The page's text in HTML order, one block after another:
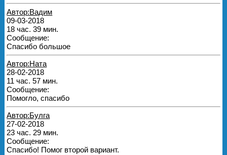
Автор:Вадим
09-03-2018
18 час. 39 мин.
Сообщение:
Спасибо большое
Автор:Ната
28-02-2018
11 час. 57 мин.
Сообщение:
Помогло, спасибо
Автор:Булга
27-02-2018
23 час. 29 мин.
Сообщение:
Спасибо! Помог второй вариант.